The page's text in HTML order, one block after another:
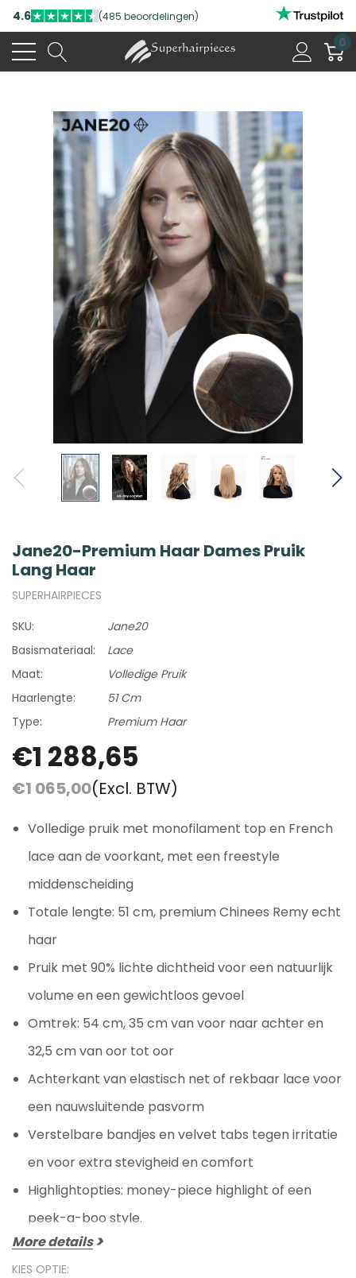
4.6 (485 beoordelingen)
0
Jane20-Premium Haar Dames Pruik
Lang Haar
SUPERHAIRPIECES
SKU:
Jane20
Basismateriaal:
Lace
Maat:
Volledige Pruik
Haarlengte:
51 Cm
Type:
Premium Haar
€1 288,65
€1 065,00(Excl. BTW)
Volledige pruik met monofilament top en French
lace aan de voorkant, met een freestyle
middenscheiding
Totale lengte: 51 cm, premium Chinees Remy echt
haar
Pruik met 90% lichte dichtheid voor een natuurlijk
volume en een gewichtloos gevoel
Omtrek: 54 cm, 35 cm van voor naar achter en
32,5 cm van oor tot oor
Achterkant van elastisch net of rekbaar lace voor
een nauwsluitende pasvorm
Verstelbare bandjes en velvet tabs tegen irritatie
en voor extra stevigheid en comfort
Highlightopties: money-piece highlight of een
peek-a-boo style.
More details
KIES OPTIE: